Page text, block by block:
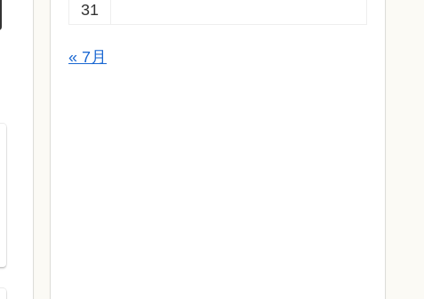
31
« 7月